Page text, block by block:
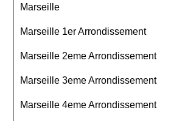
Marseille
Marseille 1er Arrondissement
Marseille 2eme Arrondissement
Marseille 3eme Arrondissement
Marseille 4eme Arrondissement